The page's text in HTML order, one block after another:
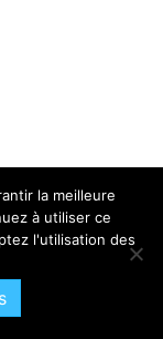
la meilleure
à utiliser ce
l'utilisation des